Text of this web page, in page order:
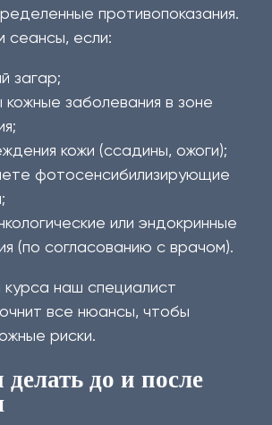
противопоказания.
сеансы, если:
загар;
заболевания в зоне
кожи (ссадины, ожоги);
фотосенсибилизирующие
или эндокринные
(по согласованию с врачом).
наш специалист
все нюансы, чтобы
риски.
делать до и после